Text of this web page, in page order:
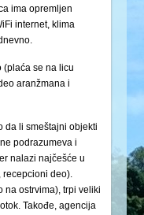
ima opremljen
internet, klima
(plaća se na licu
aranžmana i
da li smeštajni objekti
podrazumeva i
nalazi najčešće u
recepcioni deo).
na ostrvima), trpi veliki
Takođe, agencija